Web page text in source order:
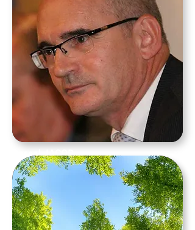
Pascal JACOB
Président de STRATER Consulting